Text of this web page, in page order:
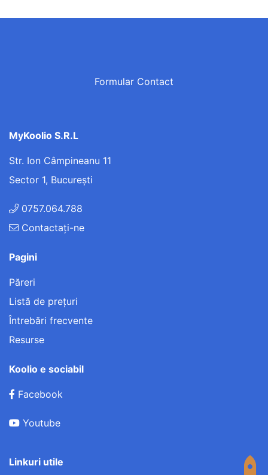
Formular Contact
MyKoolio S.R.L
Str. Ion Câmpineanu 11
Sector 1, București
0757.064.788
Contactați-ne
Pagini
Păreri
Listă de preţuri
Întrebări frecvente
Resurse
Koolio e sociabil
Facebook
Youtube
Linkuri utile